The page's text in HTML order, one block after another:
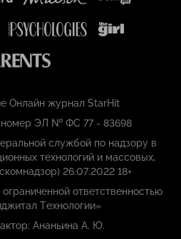
Онлайн журнал StarHit
номер ЭЛ № ФС 77 - 83698
службой по надзору в
технологий и массовых,
26.07.2022 18+
ответственностью
Технологии»
Ананьина А. Ю.